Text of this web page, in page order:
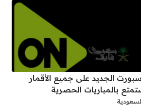
الجديد على جميع الأقمار
بالمباريات الحصرية